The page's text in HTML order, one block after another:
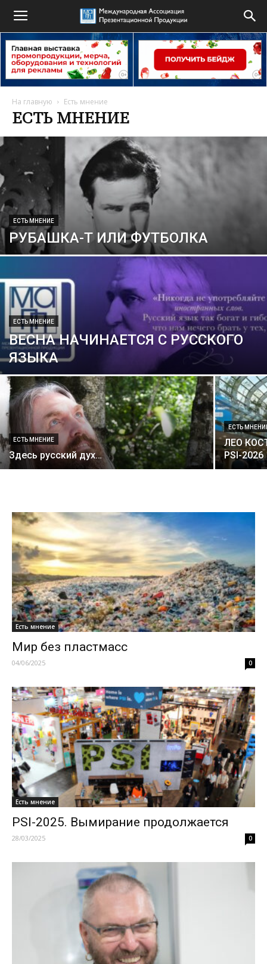
На главную Есть мнение
ЕСТЬ МНЕНИЕ
ЕСТЬ МНЕНИЕ
РУБАШКА-Т ИЛИ ФУТБОЛКА
ЕСТЬ МНЕНИЕ
ВЕСНА НАЧИНАЕТСЯ С РУССКОГО
ЯЗЫКА
ЕСТЬ МНЕНИЕ
Здесь русский дух…
ЕСТЬ
ЛЕО
PSI-2026
Есть мнение
Мир без пластмасс
04/06/2025 0
Есть мнение
PSI-2025. Вымирание продолжается
28/03/2025 0